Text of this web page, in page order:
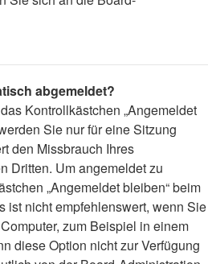
abgemeldet?
Kontrollkästchen „Angemeldet
Sie nur für eine Sitzung
den Missbrauch Ihres
Dritten. Um angemeldet zu
„Angemeldet bleiben“ beim
ist nicht empfehlenswert, wenn Sie
zum Beispiel in einem
diese Option nicht zur Verfügung